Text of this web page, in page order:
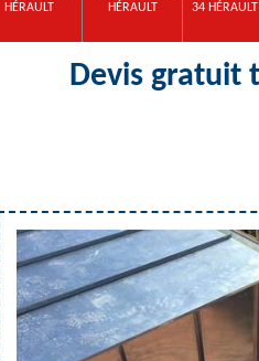
HÉRAULT
HÉRAULT
34 HÉRAULT
Devis gratuit